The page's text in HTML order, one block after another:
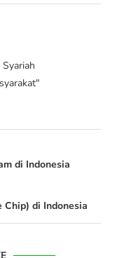
di Indonesia
Chip) di Indonesia